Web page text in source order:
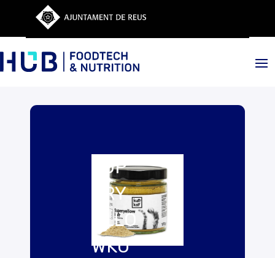
SUP
ERY
ELLO
WKU